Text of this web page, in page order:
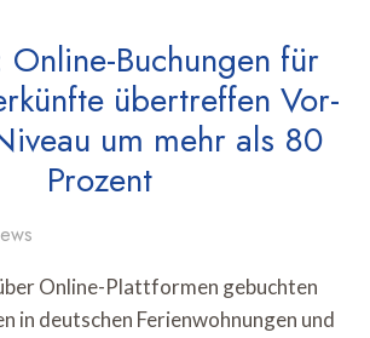
Online-Buchungen für
übertreffen Vor-
um mehr als 80
Prozent
Online-Plattformen gebuchten
in deutschen Ferienwohnungen und